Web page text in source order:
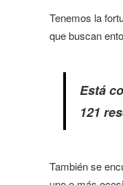
Tenemos la
que buscan
Está
121
También se